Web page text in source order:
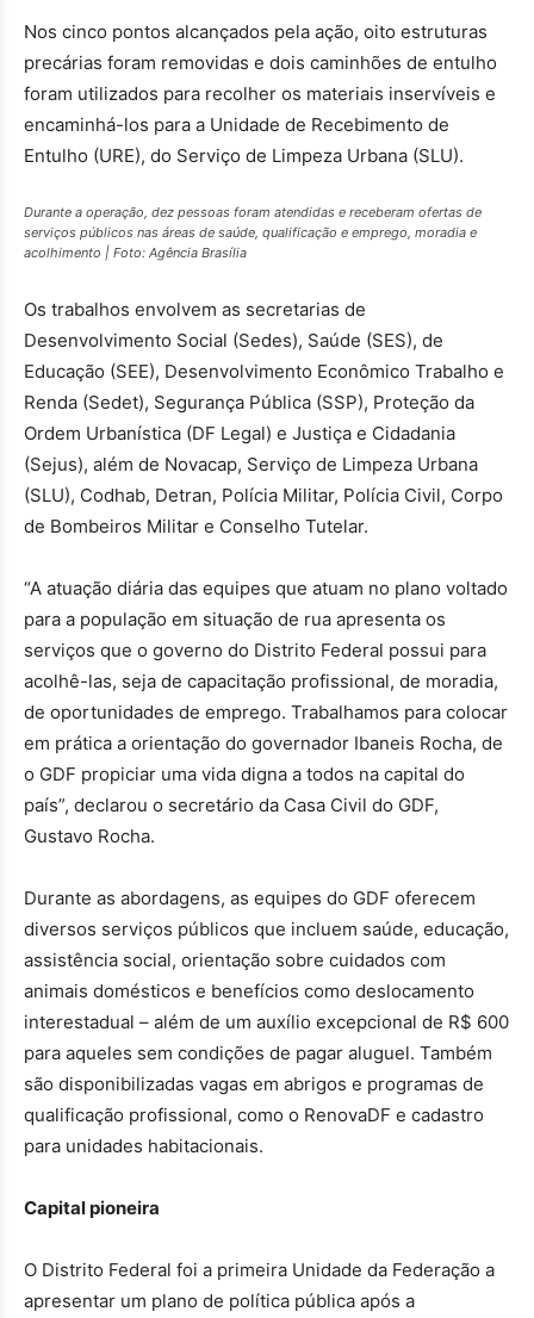
Nos cinco pontos alcançados pela ação, oito estruturas
precárias foram removidas e dois caminhões de entulho
foram utilizados para recolher os materiais inservíveis e
encaminhá-los para a Unidade de Recebimento de
Entulho (URE), do Serviço de Limpeza Urbana (SLU).
Durante a operação, dez pessoas foram atendidas e receberam ofertas de
serviços públicos nas áreas de saúde, qualificação e emprego, moradia e
acolhimento | Foto: Agência Brasília
Os trabalhos envolvem as secretarias de
Desenvolvimento Social (Sedes), Saúde (SES), de
Educação (SEE), Desenvolvimento Econômico Trabalho e
Renda (Sedet), Segurança Pública (SSP), Proteção da
Ordem Urbanística (DF Legal) e Justiça e Cidadania
(Sejus), além de Novacap, Serviço de Limpeza Urbana
(SLU), Codhab, Detran, Polícia Militar, Polícia Civil, Corpo
de Bombeiros Militar e Conselho Tutelar.
“A atuação diária das equipes que atuam no plano voltado
para a população em situação de rua apresenta os
serviços que o governo do Distrito Federal possui para
acolhê-las, seja de capacitação profissional, de moradia,
de oportunidades de emprego. Trabalhamos para colocar
em prática a orientação do governador Ibaneis Rocha, de
o GDF propiciar uma vida digna a todos na capital do
país”, declarou o secretário da Casa Civil do GDF,
Gustavo Rocha.
Durante as abordagens, as equipes do GDF oferecem
diversos serviços públicos que incluem saúde, educação,
assistência social, orientação sobre cuidados com
animais domésticos e benefícios como deslocamento
interestadual – além de um auxílio excepcional de R$ 600
para aqueles sem condições de pagar aluguel. Também
são disponibilizadas vagas em abrigos e programas de
qualificação profissional, como o RenovaDF e cadastro
para unidades habitacionais.
Capital pioneira
O Distrito Federal foi a primeira Unidade da Federação a
apresentar um plano de política pública após a